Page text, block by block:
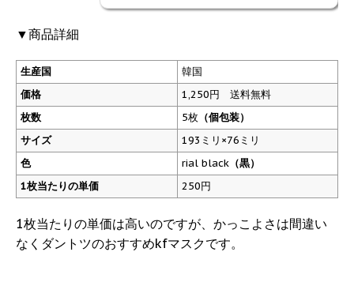
▼商品詳細
生産国
韓国
価格
1,250円 送料無料
枚数
5枚 （個包装）
サイズ
193ミリ×76ミリ
色
rial black （黒）
1枚当たりの単価
250円
1枚当たりの単価は高いのですが、かっこよさは間違い
なくダントツのおすすめkfマスクです。